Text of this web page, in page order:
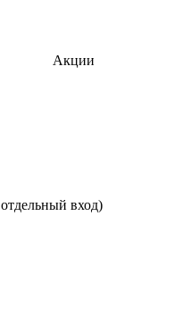
Акции
вход)